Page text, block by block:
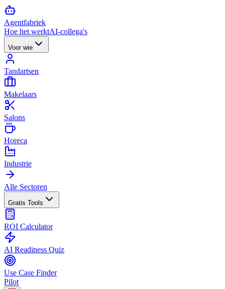
Agentfabriek
Hoe het werktAI-collega's
Voor wie
Tandartsen
Makelaars
Salons
Horeca
Industrie
Alle Sectoren
Gratis Tools
ROI Calculator
AI Readiness Quiz
Use Case Finder
Pilot